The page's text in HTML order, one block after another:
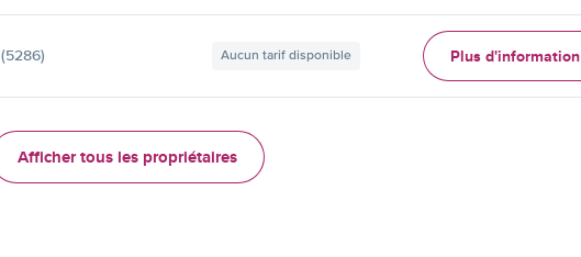
(5286) Aucun tarif disponible Plus d'information
Afficher tous les propriétaires